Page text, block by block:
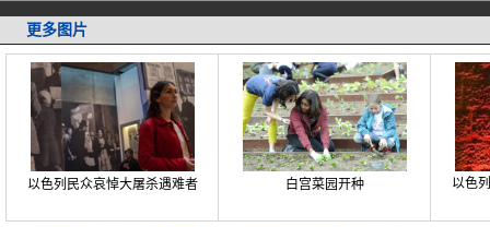
更多图片
以色列民众哀悼大屠杀遇难者 白宫菜园开种 以色